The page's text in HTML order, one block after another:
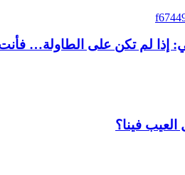
إذا لم تكن على الطاولة…
فينا؟